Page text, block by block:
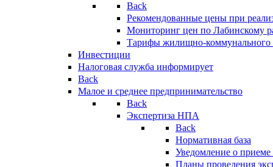
Back
Рекомендованные цены при
Мониторинг цен по Лабинскому
Тарифы жилищно-коммунального
Инвестиции
Налоговая служба информирует
Back
Малое и среднее предпринимательство
Back
Экспертиза НПА
Back
Нормативная база
Уведомление о
Планы проведения